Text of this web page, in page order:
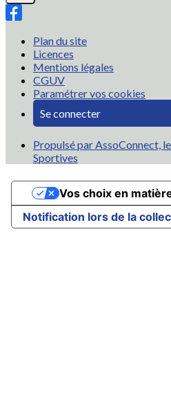
Plan du site
Licences
Mentions légales
CGUV
Paramétrer vos cookies
Se connecter
Propulsé par AssoConnect,
Sportives
Notification lors de la
Vos choix en